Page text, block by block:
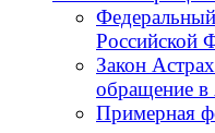
Российской
Закон
обращение в
Примерная